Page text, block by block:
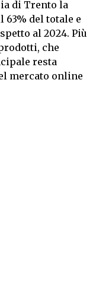
di Trento la
del totale e
al 2024. Più
che
resta
mercato online